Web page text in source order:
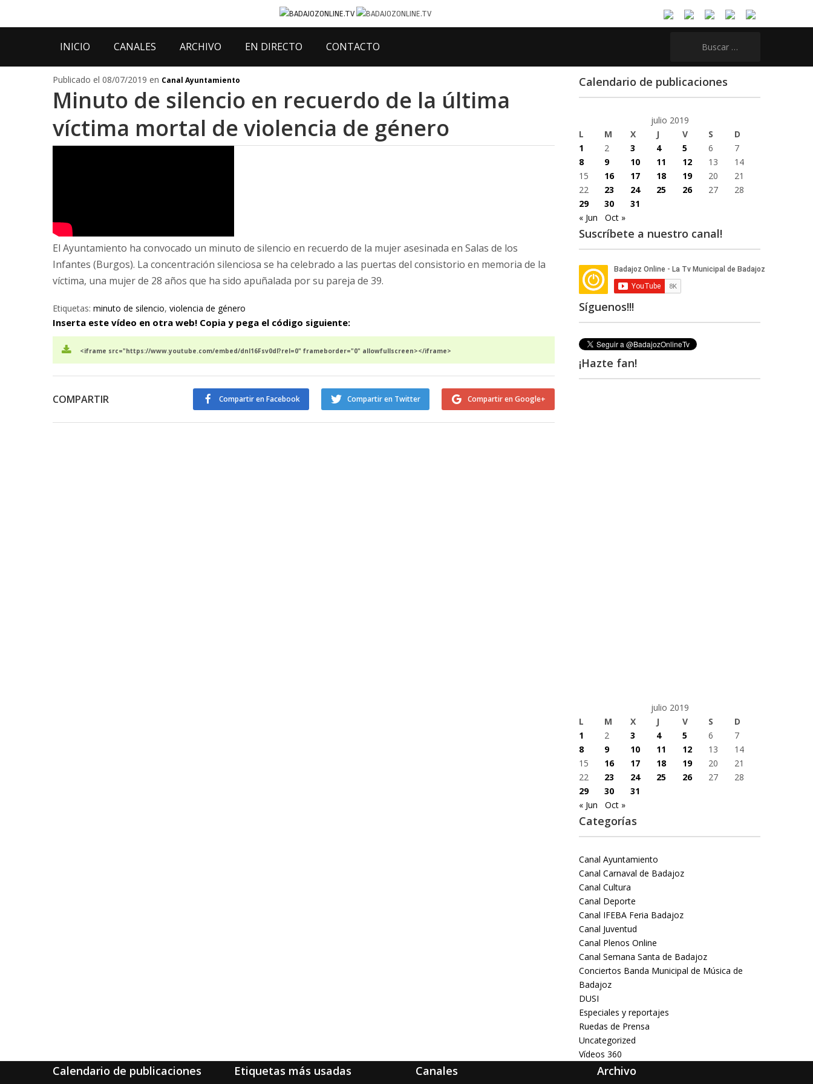
INICIO CANALES ARCHIVO EN DIRECTO CONTACTO
Publicado el 08/07/2019 en Canal Ayuntamiento
Minuto de silencio en recuerdo de la última
víctima mortal de violencia de género
El Ayuntamiento ha convocado un minuto de silencio en recuerdo de la mujer asesinada en Salas de los
Infantes (Burgos). La concentración silenciosa se ha celebrado a las puertas del consistorio en memoria de la
víctima, una mujer de 28 años que ha sido apuñalada por su pareja de 39.
Etiquetas: minuto de silencio, violencia de género
Inserta este vídeo en otra web! Copia y pega el código siguiente:
<iframe src="https://www.youtube.com/embed/dnl16Fsv0dI?rel=0" frameborder="0" allowfullscreen></iframe>
COMPARTIR Compartir en Google+
Compartir en Twitter
Compartir en Facebook
Calendario de publicaciones
julio 2019
L
M X J V S
D
1
2 3 4 5 6
7
8
9 10 11 12 13
14
15
16 17 18 19 20
21
22
23 24 25 26 27
28
29
30
31
« Jun
Oct »
Suscríbete a nuestro canal!
Síguenos!!!
¡Hazte fan!
julio 2019
L
M X J V S
D
1
2 3 4 5 6
7
8
9 10 11 12 13
14
15
16 17 18 19 20
21
22
23 24 25 26 27
28
29
30
31
« Jun
Oct »
Categorías
Canal Ayuntamiento
Canal Carnaval de Badajoz
Canal Cultura
Canal Deporte
Canal IFEBA Feria Badajoz
Canal Juventud
Canal Plenos Online
Canal Semana Santa de Badajoz
Conciertos Banda Municipal de Música de
Badajoz
DUSI
Especiales y reportajes
Ruedas de Prensa
Uncategorized
Vídeos 360
Calendario de publicaciones Etiquetas más usadas Canales Archivo